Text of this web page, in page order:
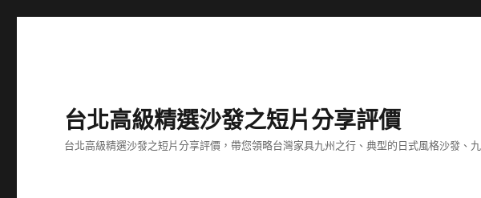
台北高級精選沙發之短片分享評價
台北高級精選沙發之短片分享評價，帶您領略台灣家具九州之行、典型的日式風格沙發、